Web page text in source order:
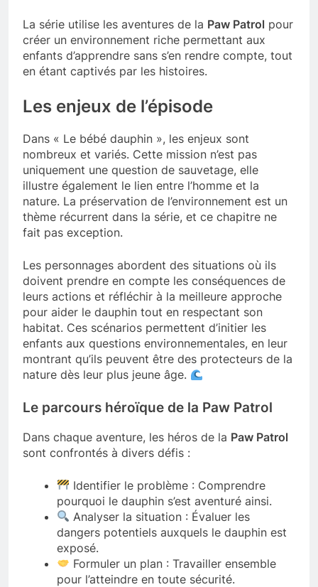
La série utilise les aventures de la Paw Patrol pour
créer un environnement riche permettant aux
enfants d’apprendre sans s’en rendre compte, tout
en étant captivés par les histoires.
Les enjeux de l’épisode
Dans « Le bébé dauphin », les enjeux sont
nombreux et variés. Cette mission n’est pas
uniquement une question de sauvetage, elle
illustre également le lien entre l’homme et la
nature. La préservation de l’environnement est un
thème récurrent dans la série, et ce chapitre ne
fait pas exception.
Les personnages abordent des situations où ils
doivent prendre en compte les conséquences de
leurs actions et réfléchir à la meilleure approche
pour aider le dauphin tout en respectant son
habitat. Ces scénarios permettent d’initier les
enfants aux questions environnementales, en leur
montrant qu’ils peuvent être des protecteurs de la
nature dès leur plus jeune âge.
Le parcours héroïque de la Paw Patrol
Dans chaque aventure, les héros de la Paw Patrol
sont confrontés à divers défis :
Identifier le problème : Comprendre
pourquoi le dauphin s’est aventuré ainsi.
Analyser la situation : Évaluer les
dangers potentiels auxquels le dauphin est
exposé.
Formuler un plan : Travailler ensemble
pour l’atteindre en toute sécurité.